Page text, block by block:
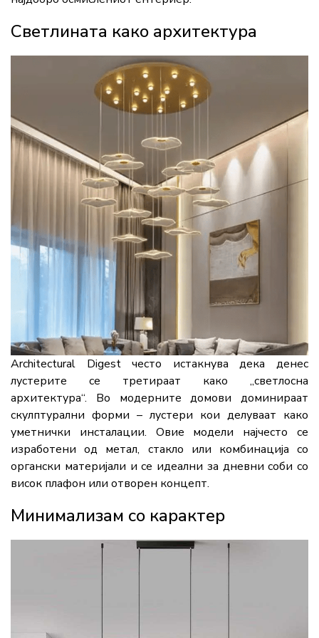
Светлината како архитектура
Architectural Digest често истакнува дека денес
лустерите се третираат како „светлосна
архитектура“. Во модерните домови доминираат
скулптурални форми – лустери кои делуваат како
уметнички инсталации. Овие модели најчесто се
изработени од метал, стакло или комбинација со
органски материјали и се идеални за дневни соби со
висок плафон или отворен концепт.
Минимализам со карактер